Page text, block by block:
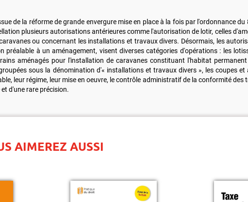
de la réforme de grande envergure mise en place à la fois par l'ordonnance
plusieurs autorisations antérieures comme l'autorisation de lotir, celles
ou concernant les installations et travaux divers. Désormais, les
à un aménagement, visent diverses catégories d'opérations : les
aménagés pour l'installation de caravanes constituant l'habitat
sous la dénomination d'« installations et travaux divers », les coupes
leur régime, leur mise en oeuvre, le contrôle administratif de la conformité des
d'une rare précision.
AIMEREZ AUSSI